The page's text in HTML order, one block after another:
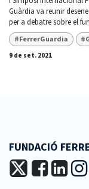
Guàrdia va reunir
per a debatre sobre el
#FerrerGuardia
9 de set. 2021
FUNDACIÓ